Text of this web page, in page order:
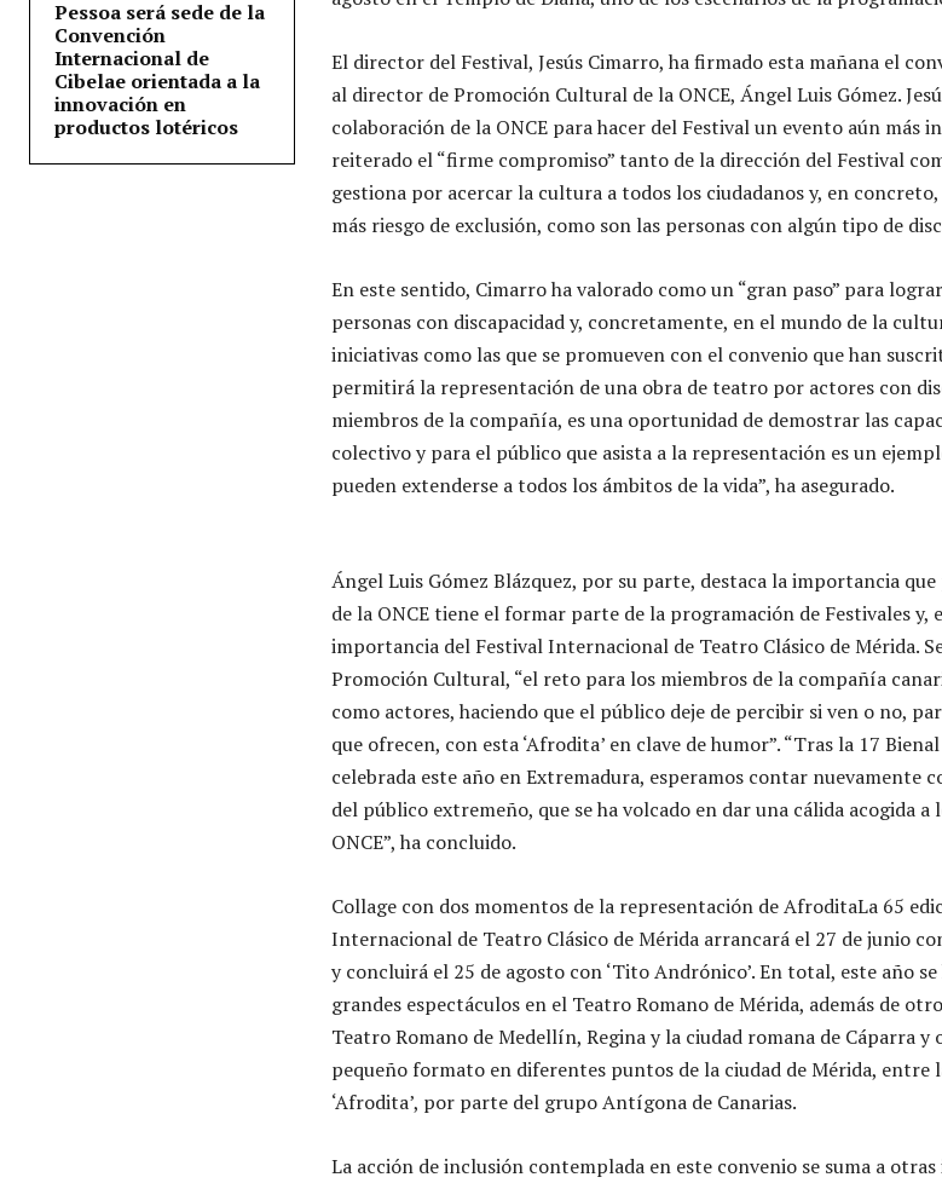
Pessoa será sede de la
Convención
Internacional de
Cibelae orientada a la
innovación en
productos lotéricos
El director del Festival, Jesús Cimarro, ha firmado esta mañana el
al director de Promoción Cultural de la ONCE, Ángel Luis Gómez.
colaboración de la ONCE para hacer del Festival un evento aún más
reiterado el “firme compromiso” tanto de la dirección del Festival
gestiona por acercar la cultura a todos los ciudadanos y, en
más riesgo de exclusión, como son las personas con algún tipo de
En este sentido, Cimarro ha valorado como un “gran paso” para
personas con discapacidad y, concretamente, en el mundo de la
iniciativas como las que se promueven con el convenio que han
permitirá la representación de una obra de teatro por actores con
miembros de la compañía, es una oportunidad de demostrar las
colectivo y para el público que asista a la representación es un
pueden extenderse a todos los ámbitos de la vida”, ha asegurado.
Ángel Luis Gómez Blázquez, por su parte, destaca la importancia
de la ONCE tiene el formar parte de la programación de Festivales y,
importancia del Festival Internacional de Teatro Clásico de Mérida.
Promoción Cultural, “el reto para los miembros de la compañía
como actores, haciendo que el público deje de percibir si ven o no,
que ofrecen, con esta ‘Afrodita’ en clave de humor”. “Tras la 17
celebrada este año en Extremadura, esperamos contar nuevamente
del público extremeño, que se ha volcado en dar una cálida acogida a
ONCE”, ha concluido.
Collage con dos momentos de la representación de AfroditaLa 65
Internacional de Teatro Clásico de Mérida arrancará el 27 de junio
y concluirá el 25 de agosto con ‘Tito Andrónico’. En total, este año
grandes espectáculos en el Teatro Romano de Mérida, además de
Teatro Romano de Medellín, Regina y la ciudad romana de Cáparra
pequeño formato en diferentes puntos de la ciudad de Mérida, entre
‘Afrodita’, por parte del grupo Antígona de Canarias.
La acción de inclusión contemplada en este convenio se suma a